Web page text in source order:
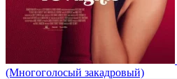
(Многоголосый закадровый)